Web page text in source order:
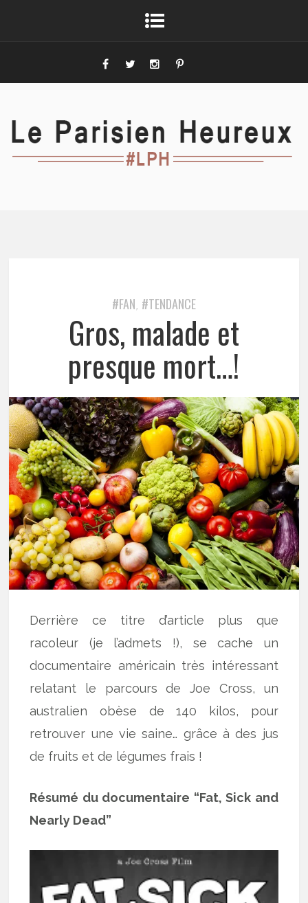
#FAN, #TENDANCE
Gros, malade et
presque mort…!
Derrière ce titre d’article plus que
racoleur (je l’admets !), se cache un
documentaire américain très intéressant
relatant le parcours de Joe Cross, un
australien obèse de 140 kilos, pour
retrouver une vie saine… grâce à des jus
de fruits et de légumes frais !
Résumé du documentaire “Fat, Sick and
Nearly Dead”